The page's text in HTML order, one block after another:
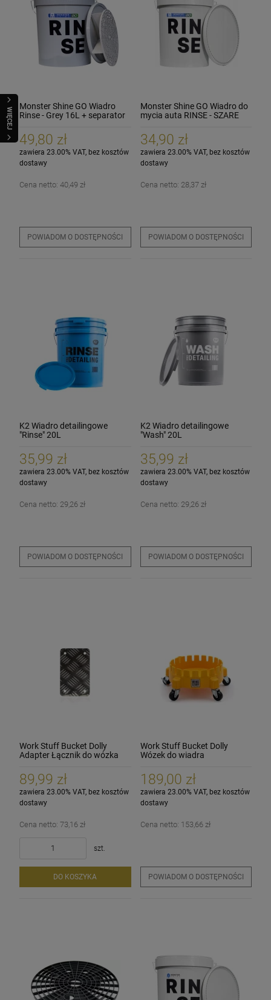
WIĘCEJ
Monster Shine GO Wiadro
Rinse - Grey 16L + separator
49,80 zł
zawiera 23.00% VAT, bez kosztów
dostawy
Cena netto: 40,49 zł
POWIADOM O DOSTĘPNOŚCI
Monster Shine GO Wiadro do
mycia auta RINSE - SZARE
34,90 zł
zawiera 23.00% VAT, bez kosztów
dostawy
Cena netto: 28,37 zł
POWIADOM O DOSTĘPNOŚCI
K2 Wiadro detailingowe
"Rinse" 20L
35,99 zł
zawiera 23.00% VAT, bez kosztów
dostawy
Cena netto: 29,26 zł
POWIADOM O DOSTĘPNOŚCI
K2 Wiadro detailingowe
"Wash" 20L
35,99 zł
zawiera 23.00% VAT, bez kosztów
dostawy
Cena netto: 29,26 zł
POWIADOM O DOSTĘPNOŚCI
Work Stuff Bucket Dolly
Adapter Łącznik do wózka
89,99 zł
zawiera 23.00% VAT, bez kosztów
dostawy
Cena netto: 73,16 zł
szt.
DO KOSZYKA
Work Stuff Bucket Dolly
Wózek do wiadra
189,00 zł
zawiera 23.00% VAT, bez kosztów
dostawy
Cena netto: 153,66 zł
POWIADOM O DOSTĘPNOŚCI